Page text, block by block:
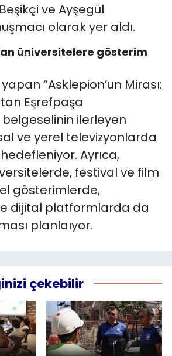
ve Ayşegül
olarak yer aldı.
üniversitelere gösterim
“Asklepion’un Mirası:
Eşrefpaşa
belgeselinin ilerleyen
ve yerel televizyonlarda
Ayrıca,
festival ve film
gösterimlerde,
dijital platformlarda da
planlaıyor.
çekebilir